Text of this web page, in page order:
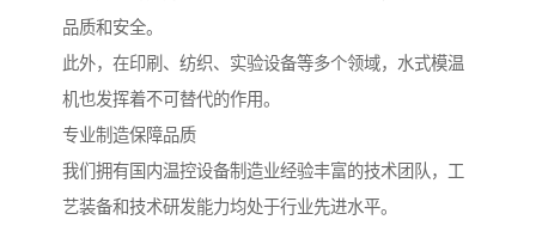
品质和安全。
此外，在印刷、纺织、实验设备等多个领域，水式模温
机也发挥着不可替代的作用。
专业制造保障品质
我们拥有国内温控设备制造业经验丰富的技术团队，工
艺装备和技术研发能力均处于行业先进水平。